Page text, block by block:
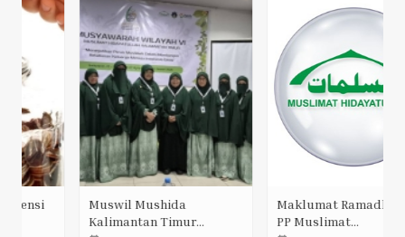
Muswil Mushida
Kalimantan Timur
Maklumat Ramadhan 1436
PP Muslimat